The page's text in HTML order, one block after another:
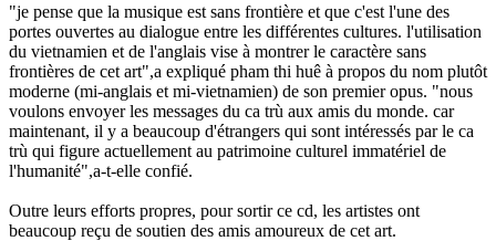
"je pense que la musique est sans frontière et que c'est l'une des
portes ouvertes au dialogue entre les différentes cultures. l'utilisation
du vietnamien et de l'anglais vise à montrer le caractère sans
frontières de cet art",a expliqué pham thi huê à propos du nom plutôt
moderne (mi-anglais et mi-vietnamien) de son premier opus. "nous
voulons envoyer les messages du ca trù aux amis du monde. car
maintenant, il y a beaucoup d'étrangers qui sont intéressés par le ca
trù qui figure actuellement au patrimoine culturel immatériel de
l'humanité",a-t-elle confié.
Outre leurs efforts propres, pour sortir ce cd, les artistes ont
beaucoup reçu de soutien des amis amoureux de cet art.